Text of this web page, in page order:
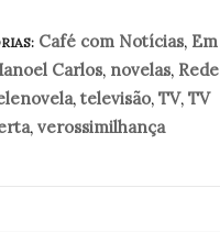
Café com Notícias, Em
Carlos, novelas, Rede
, televisão, TV, TV
, verossimilhança